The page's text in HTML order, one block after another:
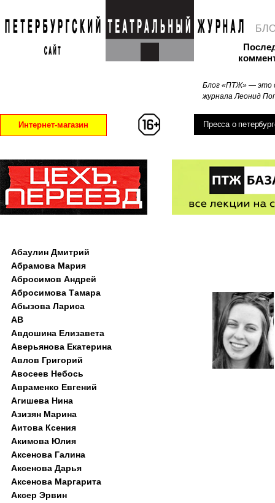
Блог «ПТЖ» — это
журнала Леонид
Интернет-магазин Пресса о
Абаулин Дмитрий
Абрамова Мария
Абросимов Андрей
Абросимова Тамара
Абызова Лариса
АВ
Авдошина Елизавета
Аверьянова Екатерина
Авлов Григорий
Авосеев Небось
Авраменко Евгений
Агишева Нина
Азизян Марина
Аитова Ксения
Акимова Юлия
Аксенова Галина
Аксенова Дарья
Аксенова Маргарита
Аксер Эрвин